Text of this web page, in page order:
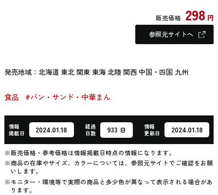
販売価格 298 円
参照元サイトへ
発売地域：北海道 東北 関東 東海 北陸 関西 中国・四国 九州
食品 #パン・サンド・中華まん
情報
掲載日
2024.01.18
経過
日数
933 日
情報
更新日
2024.01.18
※販売価格・参考価格は情報掲載日時点の情報になります。
※商品の在庫やサイズ、カラーについては、参照元サイトでご確認をお願
いします。
※モニター・環境等で実際の商品と多少色が異なって表示される場合があ
ります。